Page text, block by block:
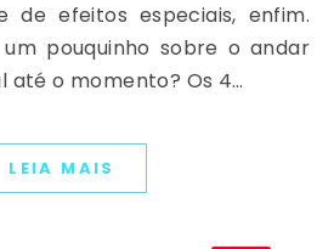
de efeitos especiais, enfim.
pouquinho sobre o andar
até o momento? Os 4…
LEIA MAIS